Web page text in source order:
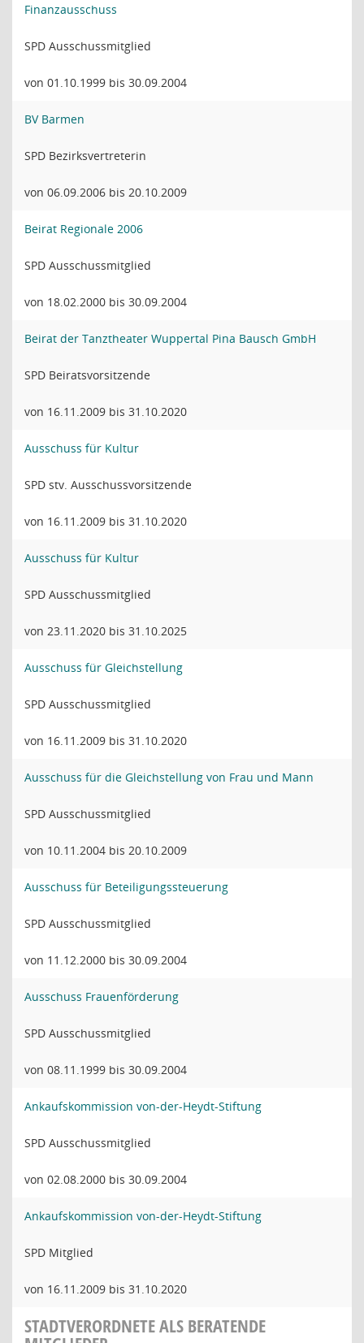
Finanzausschuss
SPD Ausschussmitglied
von 01.10.1999 bis 30.09.2004
BV Barmen
SPD Bezirksvertreterin
von 06.09.2006 bis 20.10.2009
Beirat Regionale 2006
SPD Ausschussmitglied
von 18.02.2000 bis 30.09.2004
Beirat der Tanztheater Wuppertal Pina Bausch GmbH
SPD Beiratsvorsitzende
von 16.11.2009 bis 31.10.2020
Ausschuss für Kultur
SPD stv. Ausschussvorsitzende
von 16.11.2009 bis 31.10.2020
Ausschuss für Kultur
SPD Ausschussmitglied
von 23.11.2020 bis 31.10.2025
Ausschuss für Gleichstellung
SPD Ausschussmitglied
von 16.11.2009 bis 31.10.2020
Ausschuss für die Gleichstellung von Frau und Mann
SPD Ausschussmitglied
von 10.11.2004 bis 20.10.2009
Ausschuss für Beteiligungssteuerung
SPD Ausschussmitglied
von 11.12.2000 bis 30.09.2004
Ausschuss Frauenförderung
SPD Ausschussmitglied
von 08.11.1999 bis 30.09.2004
Ankaufskommission von-der-Heydt-Stiftung
SPD Ausschussmitglied
von 02.08.2000 bis 30.09.2004
Ankaufskommission von-der-Heydt-Stiftung
SPD Mitglied
von 16.11.2009 bis 31.10.2020
STADTVERORDNETE ALS BERATENDE